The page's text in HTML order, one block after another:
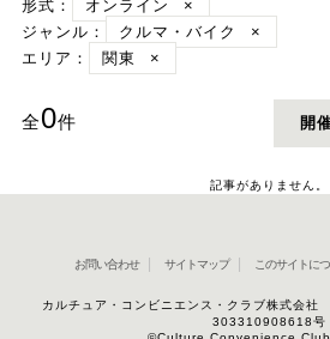
形式：
オンライン
×
ジャンル：
クルマ・バイク
×
エリア：
関東 ×
全0件 開
記事がありません。
お問い合わせ サイトマップ このサイトに
カルチュア・コンビニエンス・クラブ株式会
303310908618号